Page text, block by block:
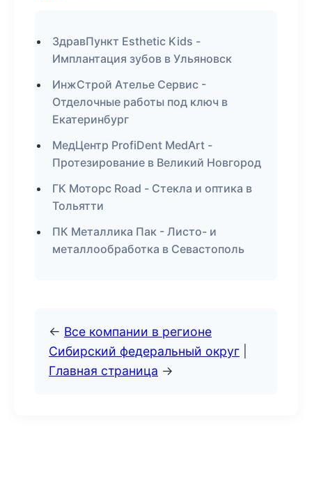
ЗдравПункт Esthetic Kids -
Имплантация зубов в Ульяновск
ИнжСтрой Ателье Сервис -
Отделочные работы под ключ в
Екатеринбург
МедЦентр ProfiDent MedArt -
Протезирование в Великий Новгород
ГК Моторс Road - Стекла и оптика в
Тольятти
ПК Металлика Пак - Листо- и
металлообработка в Севастополь
← Все компании в регионе
Сибирский федеральный округ
Главная страница →